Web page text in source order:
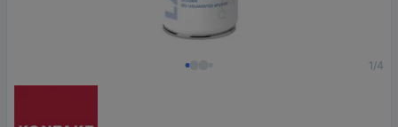
1/4